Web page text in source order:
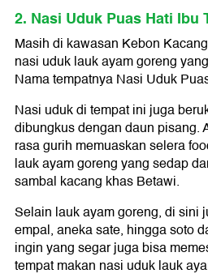
2. Nasi Uduk Puas Hati Ibu
Masih di kawasan Kebon
nasi uduk lauk ayam goreng
Nama tempatnya Nasi Uduk
Nasi uduk di tempat ini juga
dibungkus dengan daun pisang.
rasa gurih memuaskan selera
lauk ayam goreng yang sedap
sambal kacang khas Betawi.
Selain lauk ayam goreng, di sini
empal, aneka sate, hingga soto
ingin yang segar juga bisa
tempat makan nasi uduk lauk